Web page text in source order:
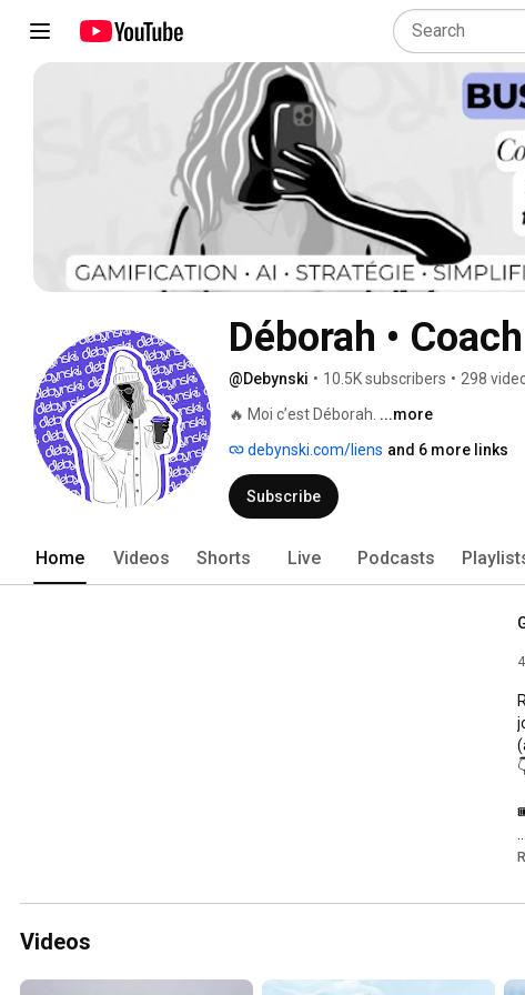
Déborah •
@Debynski • 10.5K subscribers • 298
🔥 Moi c’est Déborah. ...more
debynski.com/liens and 6 more links
Subscribe
Home Videos Shorts Live Podcasts
Videos